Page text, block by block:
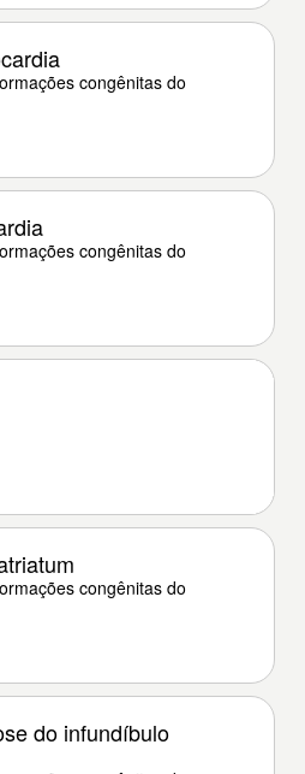
congênitas do
congênitas do
congênitas do
do infundíbulo